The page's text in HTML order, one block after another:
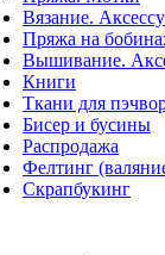
Вязание.
Пряжа на
Вышивание.
Книги
Ткани для
Бисер и бусины
Распродажа
Фелтинг
Скрапбукинг